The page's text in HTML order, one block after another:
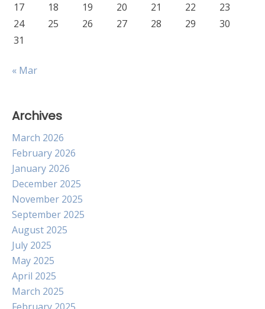
17
18 19 20 21 22
23
24
25 26 27 28 29
30
31
« Mar
Archives
March 2026
February 2026
January 2026
December 2025
November 2025
September 2025
August 2025
July 2025
May 2025
April 2025
March 2025